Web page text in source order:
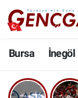
Bursa İnegöl
Bursa
İnegöl
Nöbetçi
Hava